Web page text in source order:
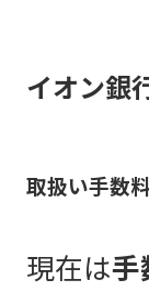
イオン銀
取扱い手数
現在は手